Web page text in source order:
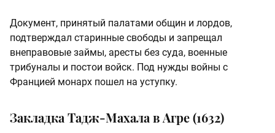
Документ, принятый палатами общин и лордов,
подтверждал старинные свободы и запрещал
внеправовые займы, аресты без суда, военные
трибуналы и постои войск. Под нужды войны с
Францией монарх пошел на уступку.
Закладка Тадж-Махала в Агре (1632)